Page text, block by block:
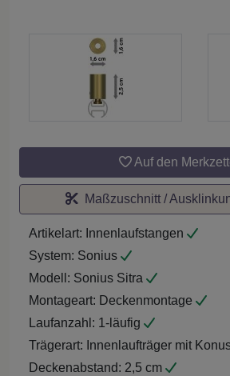
Auf den
Maßzuschnitt /
Artikelart: Innenlaufstangen
System: Sonius
Modell: Sonius Sitra
Montageart: Deckenmontage
Laufanzahl: 1-läufig
Trägerart: Innenlaufträger mit
Deckenabstand: 2,5 cm